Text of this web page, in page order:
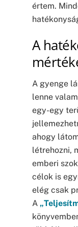
értem.
A
A gyenge
lenne
egy-egy
ahogy
létrehozni,
emberi
célok is
elég csak
A